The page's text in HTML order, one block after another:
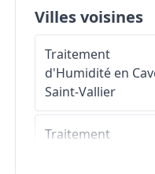
Villes voisines
Traitement
d'Humidité en
Saint-Vallier
Traitement